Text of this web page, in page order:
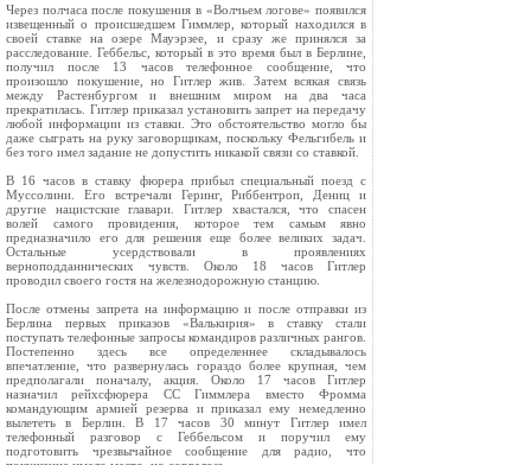
Через полчаса после покушения в «Волчьем логове» появился
извещенный о происшедшем Гиммлер, который находился в
своей ставке на озере Мауэрзее, и сразу же принялся за
расследование. Геббельс, который в это время был в Берлине,
получил после 13 часов телефонное сообщение, что
произошло покушение, но Гитлер жив. Затем всякая связь
между Растенбургом и внешним миром на два часа
прекратилась. Гитлер приказал установить запрет на передачу
любой информации из ставки. Это обстоятельство могло бы
даже сыграть на руку заговорщикам, поскольку Фельгибель и
без того имел задание не допустить никакой связи со ставкой.
В 16 часов в ставку фюрера прибыл специальный поезд с
Муссолини. Его встречали Геринг, Риббентроп, Дениц и
другие нацистские главари. Гитлер хвастался, что спасен
волей самого провидения, которое тем самым явно
предназначило его для решения еще более великих задач.
Остальные усердствовали в проявлениях
верноподданнических чувств. Около 18 часов Гитлер
проводил своего гостя на железнодорожную станцию.
После отмены запрета на информацию и после отправки из
Берлина первых приказов «Валькирия» в ставку стали
поступать телефонные запросы командиров различных рангов.
Постепенно здесь все определеннее складывалось
впечатление, что развернулась гораздо более крупная, чем
предполагали поначалу, акция. Около 17 часов Гитлер
назначил рейхсфюрера СС Гиммлера вместо Фромма
командующим армией резерва и приказал ему немедленно
вылететь в Берлин. В 17 часов 30 минут Гитлер имел
телефонный разговор с Геббельсом и поручил ему
подготовить чрезвычайное сообщение для радио, что